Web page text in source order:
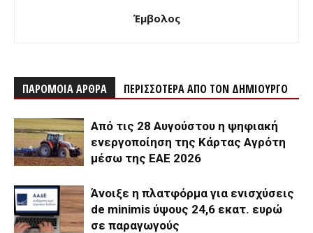
Έμβολος
ΠΑΡΟΜΟΙΑ ΑΡΘΡΑ ΠΕΡΙΣΣΟΤΕΡΑ ΑΠΟ ΤΟΝ ΔΗΜΙΟΥΡΓΟ
Από τις 28 Αυγούστου η ψηφιακή
ενεργοποίηση της Κάρτας Αγρότη
μέσω της ΕΑΕ 2026
Άνοιξε η πλατφόρμα για ενισχύσεις
de minimis ύψους 24,6 εκατ. ευρώ
σε παραγωγούς